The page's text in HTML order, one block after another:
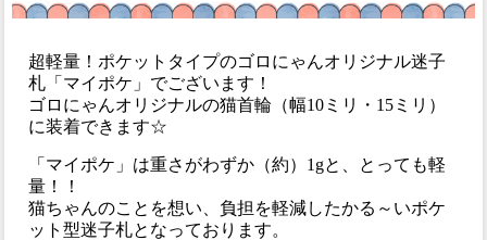
超軽量！ポケットタイプのゴロにゃんオリジナル迷子
札「マイポケ」でございます！
ゴロにゃんオリジナルの猫首輪（幅10ミリ・15ミリ）
に装着できます☆
「マイポケ」は重さがわずか（約）1gと、とっても軽
量！！
猫ちゃんのことを想い、負担を軽減したかる～いポケ
ット型迷子札となっております。